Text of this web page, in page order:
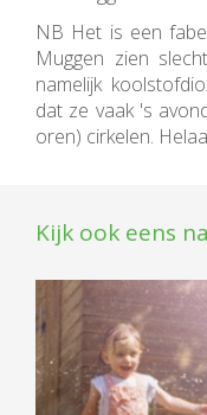
NB Het is een
Muggen zien
namelijk
dat ze vaak 's
oren) cirkelen.
Kijk ook eens